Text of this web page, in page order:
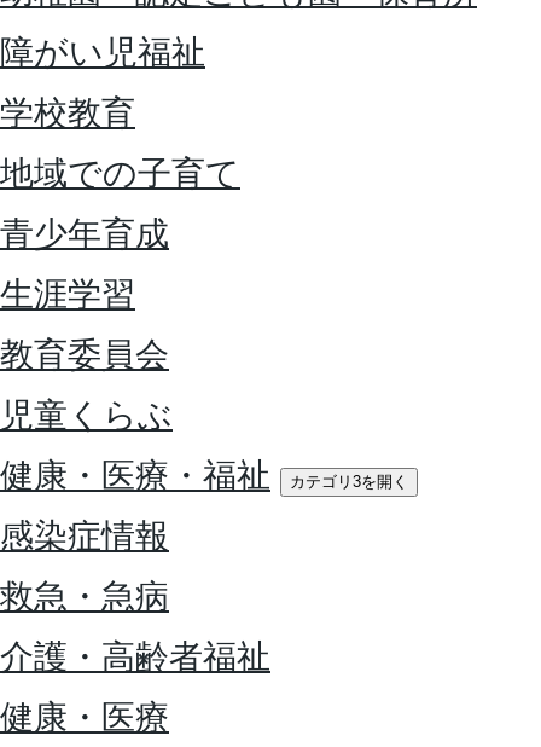
障がい児福祉
学校教育
地域での子育て
青少年育成
生涯学習
教育委員会
児童くらぶ
健康・医療・福祉
カテゴリ3を開く
感染症情報
救急・急病
介護・高齢者福祉
健康・医療